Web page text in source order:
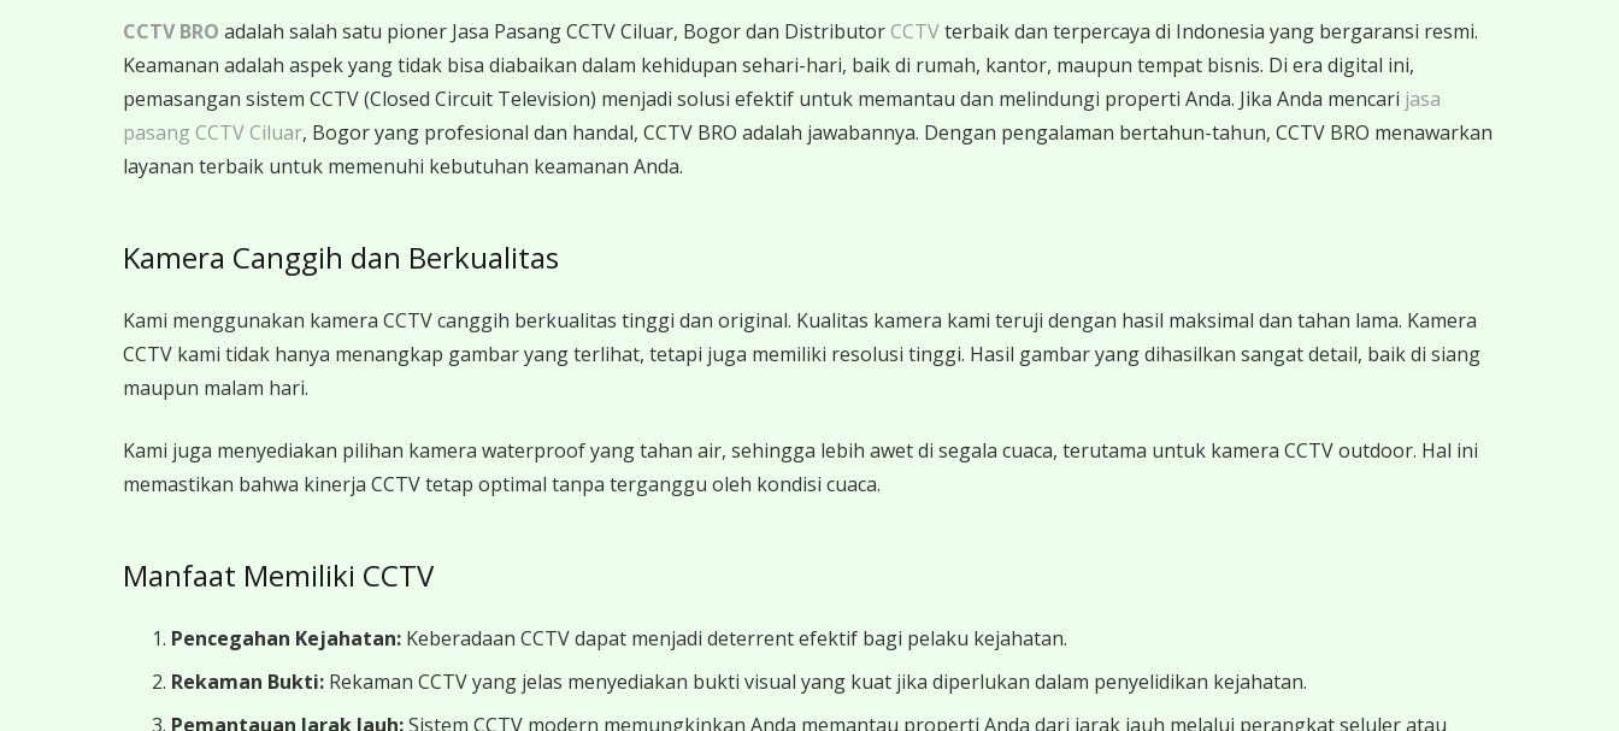
CCTV BRO adalah salah satu pioner Jasa Pasang CCTV Ciluar, Bogor dan DistributorCCTVterbaik dan terpercaya di Indonesia yang bergaransi resmi.
Keamanan adalah aspek yang tidak bisa diabaikan dalam kehidupan sehari-hari, baik di rumah, kantor, maupun tempat bisnis. Di era digital ini,
pemasangan sistem CCTV (Closed Circuit Television) menjadi solusi efektif untuk memantau dan melindungi properti Anda. Jika Anda mencari jasa
pasang CCTV Ciluar, Bogor yang profesional dan handal, CCTV BRO adalah jawabannya. Dengan pengalaman bertahun-tahun, CCTV BRO menawarkan
layanan terbaik untuk memenuhi kebutuhan keamanan Anda.
Kamera Canggih dan Berkualitas
Kami menggunakan kamera CCTV canggih berkualitas tinggi dan original. Kualitas kamera kami teruji dengan hasil maksimal dan tahan lama. Kamera
CCTV kami tidak hanya menangkap gambar yang terlihat, tetapi juga memiliki resolusi tinggi. Hasil gambar yang dihasilkan sangat detail, baik di siang
maupun malam hari.
Kami juga menyediakan pilihan kamera waterproof yang tahan air, sehingga lebih awet di segala cuaca, terutama untuk kamera CCTV outdoor. Hal ini
memastikan bahwa kinerja CCTV tetap optimal tanpa terganggu oleh kondisi cuaca.
Manfaat Memiliki CCTV
Pencegahan Kejahatan: Keberadaan CCTV dapat menjadi deterrent efektif bagi pelaku kejahatan.
Rekaman Bukti: Rekaman CCTV yang jelas menyediakan bukti visual yang kuat jika diperlukan dalam penyelidikan kejahatan.
Pemantauan Jarak Jauh:Sistem CCTV modern memungkinkan Anda memantau properti Anda dari jarak jauh melalui perangkat seluler atau